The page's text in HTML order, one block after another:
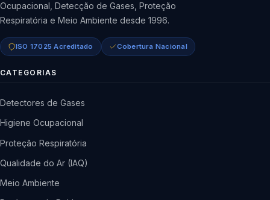
Ocupacional, Detecção de Gases, Proteção
Respiratória e Meio Ambiente desde 1996.
ISO 17025 Acreditado Cobertura Nacional
CATEGORIAS
Detectores de Gases
Higiene Ocupacional
Proteção Respiratória
Qualidade do Ar (IAQ)
Meio Ambiente